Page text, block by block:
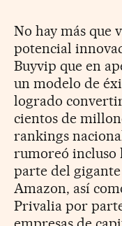
No hay más que
potencial
Buyvip que en
un modelo de
logrado
cientos de
rankings
rumoreó incluso
parte del
Amazon, así
Privalia por